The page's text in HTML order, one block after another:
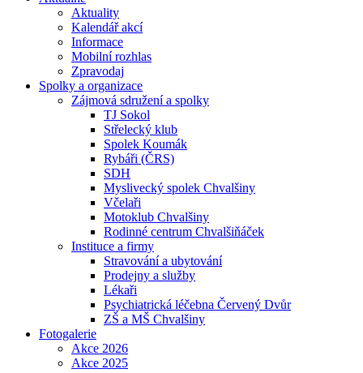
Aktuality
Kalendář akcí
Informace
Mobilní rozhlas
Zpravodaj
Spolky a organizace
Zájmová sdružení a spolky
TJ Sokol
Střelecký klub
Spolek Koumák
Rybáři (ČRS)
SDH
Myslivecký spolek Chvalšiny
Včelaři
Motoklub Chvalšiny
Rodinné centrum Chvalšiňáček
Instituce a firmy
Stravování a ubytování
Prodejny a služby
Lékaři
Psychiatrická léčebna Červený Dvůr
ZŠ a MŠ Chvalšiny
Fotogalerie
Akce 2026
Akce 2025